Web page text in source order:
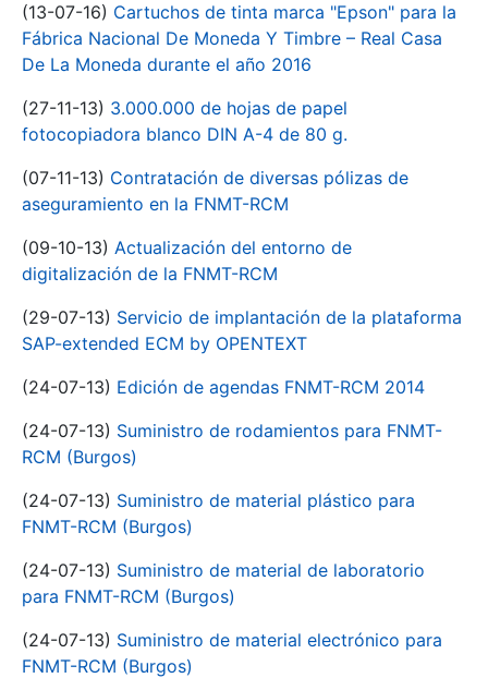
(13-07-16) Cartuchos de tinta marca "Epson" para la
Fábrica Nacional De Moneda Y Timbre – Real Casa
De La Moneda durante el año 2016
(27-11-13) 3.000.000 de hojas de papel
fotocopiadora blanco DIN A-4 de 80 g.
(07-11-13) Contratación de diversas pólizas de
aseguramiento en la FNMT-RCM
(09-10-13) Actualización del entorno de
digitalización de la FNMT-RCM
(29-07-13) Servicio de implantación de la plataforma
SAP-extended ECM by OPENTEXT
(24-07-13) Edición de agendas FNMT-RCM 2014
(24-07-13) Suministro de rodamientos para FNMT-
RCM (Burgos)
(24-07-13) Suministro de material plástico para
FNMT-RCM (Burgos)
(24-07-13) Suministro de material de laboratorio
para FNMT-RCM (Burgos)
(24-07-13) Suministro de material electrónico para
FNMT-RCM (Burgos)